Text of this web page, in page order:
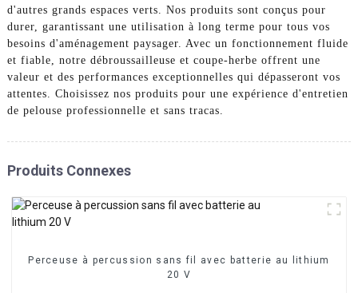
d'autres grands espaces verts. Nos produits sont conçus pour
durer, garantissant une utilisation à long terme pour tous vos
besoins d'aménagement paysager. Avec un fonctionnement fluide
et fiable, notre débroussailleuse et coupe-herbe offrent une
valeur et des performances exceptionnelles qui dépasseront vos
attentes. Choisissez nos produits pour une expérience d'entretien
de pelouse professionnelle et sans tracas.
Produits Connexes
Perceuse à percussion sans fil avec batterie au lithium
20 V